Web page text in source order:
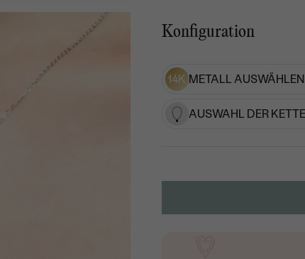
Konfiguration
14K METALL
AUSWAHL DER